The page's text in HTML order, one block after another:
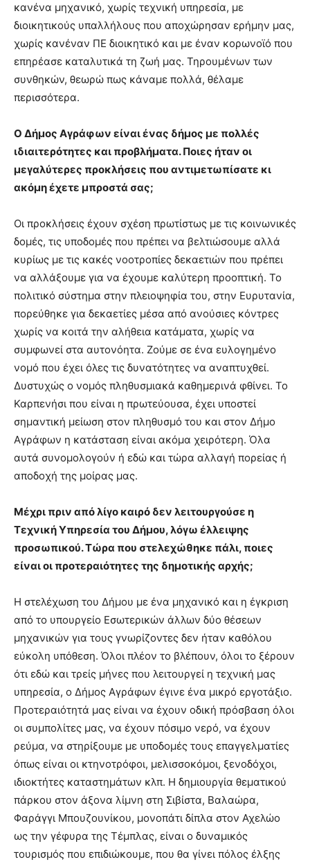
κανένα μηχανικό, χωρίς τεχνική υπηρεσία, με
διοικητικούς υπαλλήλους που αποχώρησαν ερήμην μας,
χωρίς κανέναν ΠΕ διοικητικό και με έναν κορωνοϊό που
επηρέασε καταλυτικά τη ζωή μας. Τηρουμένων των
συνθηκών, θεωρώ πως κάναμε πολλά, θέλαμε
περισσότερα.
Ο Δήμος Αγράφων είναι ένας δήμος με πολλές
ιδιαιτερότητες και προβλήματα. Ποιες ήταν οι
μεγαλύτερες προκλήσεις που αντιμετωπίσατε κι
ακόμη έχετε μπροστά σας;
Οι προκλήσεις έχουν σχέση πρωτίστως με τις κοινωνικές
δομές, τις υποδομές που πρέπει να βελτιώσουμε αλλά
κυρίως με τις κακές νοοτροπίες δεκαετιών που πρέπει
να αλλάξουμε για να έχουμε καλύτερη προοπτική. Το
πολιτικό σύστημα στην πλειοψηφία του, στην Ευρυτανία,
πορεύθηκε για δεκαετίες μέσα από ανούσιες κόντρες
χωρίς να κοιτά την αλήθεια κατάματα, χωρίς να
συμφωνεί στα αυτονόητα. Ζούμε σε ένα ευλογημένο
νομό που έχει όλες τις δυνατότητες να αναπτυχθεί.
Δυστυχώς ο νομός πληθυσμιακά καθημερινά φθίνει. Το
Καρπενήσι που είναι η πρωτεύουσα, έχει υποστεί
σημαντική μείωση στον πληθυσμό του και στον Δήμο
Αγράφων η κατάσταση είναι ακόμα χειρότερη. Όλα
αυτά συνομολογούν ή εδώ και τώρα αλλαγή πορείας ή
αποδοχή της μοίρας μας.
Μέχρι πριν από λίγο καιρό δεν λειτουργούσε η
Τεχνική Υπηρεσία του Δήμου, λόγω έλλειψης
προσωπικού. Τώρα που στελεχώθηκε πάλι, ποιες
είναι οι προτεραιότητες της δημοτικής αρχής;
Η στελέχωση του Δήμου με ένα μηχανικό και η έγκριση
από το υπουργείο Εσωτερικών άλλων δύο θέσεων
μηχανικών για τους γνωρίζοντες δεν ήταν καθόλου
εύκολη υπόθεση. Όλοι πλέον το βλέπουν, όλοι το ξέρουν
ότι εδώ και τρείς μήνες που λειτουργεί η τεχνική μας
υπηρεσία, ο Δήμος Αγράφων έγινε ένα μικρό εργοτάξιο.
Προτεραιότητά μας είναι να έχουν οδική πρόσβαση όλοι
οι συμπολίτες μας, να έχουν πόσιμο νερό, να έχουν
ρεύμα, να στηρίξουμε με υποδομές τους επαγγελματίες
όπως είναι οι κτηνοτρόφοι, μελισσοκόμοι, ξενοδόχοι,
ιδιοκτήτες καταστημάτων κλπ. Η δημιουργία θεματικού
πάρκου στον άξονα λίμνη στη Σιβίστα, Βαλαώρα,
Φαράγγι Μπουζουνίκου, μονοπάτι δίπλα στον Αχελώο
ως την γέφυρα της Τέμπλας, είναι ο δυναμικός
τουρισμός που επιδιώκουμε, που θα γίνει πόλος έλξης